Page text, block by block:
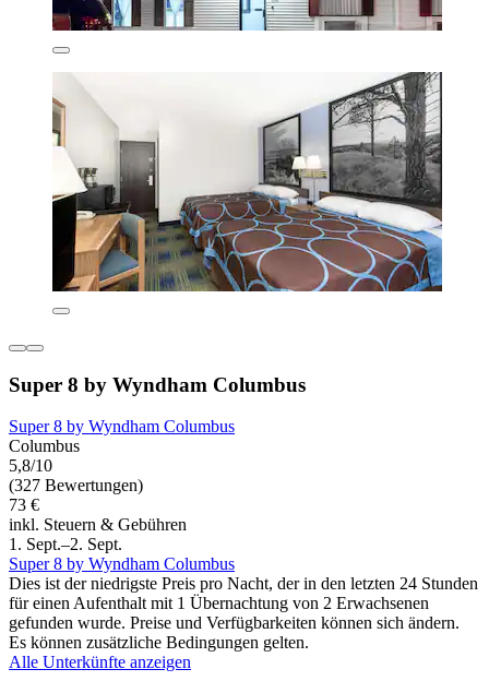
Super 8 by Wyndham Columbus
Super 8 by Wyndham Columbus
Columbus
5,8/10
(327 Bewertungen)
73 €
inkl. Steuern & Gebühren
1. Sept.–2. Sept.
Super 8 by Wyndham Columbus
Dies ist der niedrigste Preis pro Nacht, der in den letzten 24 Stunden
für einen Aufenthalt mit 1 Übernachtung von 2 Erwachsenen
gefunden wurde. Preise und Verfügbarkeiten können sich ändern.
Es können zusätzliche Bedingungen gelten.
Alle Unterkünfte anzeigen